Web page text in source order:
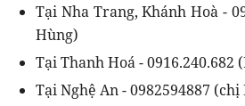
Tại Nha Trang, Khánh Hoà -
Hùng)
Tại Thanh Hoá - 0916.240.682
Tại Nghệ An - 0982594887